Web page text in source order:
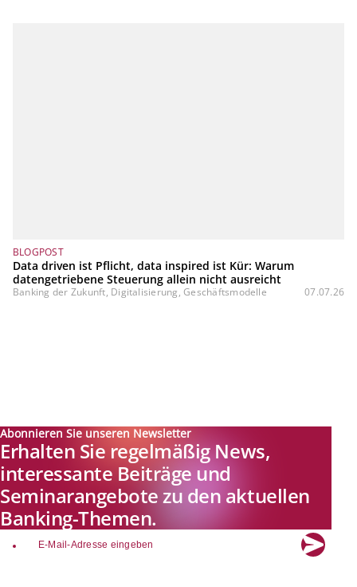
BLOGPOST
Data driven ist Pflicht, data inspired ist Kür: Warum
datengetriebene Steuerung allein nicht ausreicht
Banking der Zukunft, Digitalisierung, Geschäftsmodelle 07.07.26
Abonnieren Sie unseren Newsletter
Erhalten Sie regelmäßig News,
interessante Beiträge und
Seminarangebote zu den aktuellen
Banking-Themen.
email